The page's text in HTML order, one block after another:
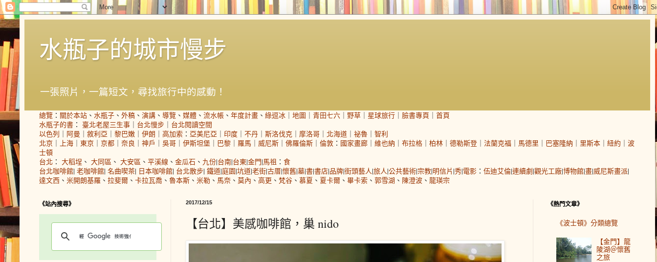
水瓶子的城市慢步
一張照片，一篇短文，尋找旅行中的感動！
總覽 ： 關於本站 、 水瓶子 、 外稿 、 演講 、 導覽 、 媒體 、 流水帳 、 年度計畫 、 綠逗冰 ｜ 地圖 ｜ 青田七六 ｜ 野草 ｜ 星球旅行 ｜ 臉書專頁 ｜ 首頁
水瓶子的書 ： 臺北老屋三生事 ｜ 台北慢步 ｜ 台北閱讀空間
以色列 ｜ 阿曼 ｜ 敘利亞 ｜ 黎巴嫩 ｜ 伊朗 ｜ 高加索 ： 亞美尼亞 ｜ 印度 ｜ 不丹 ｜ 斯洛伐克 ｜ 摩洛哥 ｜ 北海道 ｜ 祕魯 ｜ 智利
北京 ｜ 上海 ｜ 東京 ｜ 京都 ｜ 奈良 ｜ 神戶 ｜ 吳哥 ｜ 伊斯坦堡 ｜ 巴黎 ｜ 羅馬 ｜ 威尼斯 ｜ 佛羅倫斯 ｜ 倫敦 ： 國家畫廊 ｜ 維也納 ｜ 布拉格 ｜ 柏林 ｜ 德勒斯登 ｜ 法蘭克福 ｜ 馬德里 ｜ 巴塞隆納 ｜ 里斯本 ｜ 紐約 ｜ 波
士頓
台北 ： 大稻埕 、 大同區 、 大安區 、 平溪線 、 金瓜石 、 九份|台南|台東|金門|馬祖 ： 食
台北咖啡館| 老咖啡館| 名曲喫茶| 日本咖啡館| 台北散步| 鐵道|庭園|坑道|老街|古厝|懷舊|墓|書|書店|品牌|街頭藝人|旅人|公共藝術|宗教|明信片 |秀|電影 ： 伍迪艾倫|連續劇|觀光工廠|博物館|畫|威尼斯畫派|
達文西 、 米開朗基羅 、 拉斐爾 、 卡拉瓦喬 、 魯本斯 、 米勒 、 馬奈 、 莫內 、 高更 、 梵谷 、 慕夏 、 夏卡爾 、 畢卡索 、 郭雪湖 、 陳澄波 、 龍瑛宗
2017/12/15
【台北】美感咖啡館，巢 nido
《站內搜尋》 《熱門文章》
《波士頓》分類總覽
【金門】龍
陵湖＠懷舊
之旅